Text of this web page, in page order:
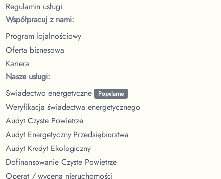
Regulamin usługi
Współpracuj z nami:
Program lojalnościowy
Oferta biznesowa
Kariera
Nasze usługi:
Świadectwo energetyczne
Popularne
Weryfikacja świadectwa energetycznego
Audyt Czyste Powietrze
Audyt Energetyczny Przedsiębiorstwa
Audyt Kredyt Ekologiczny
Dofinansowanie Czyste Powietrze
Operat / wycena nieruchomości